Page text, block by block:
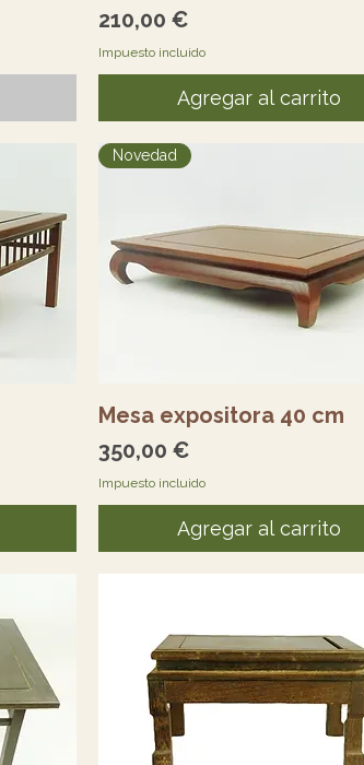
Precio
210,00 €
Impuesto incluido
Agregar al carrito
Vista rápida
Novedad
Mesa expositora 40 cm
Precio
350,00 €
Impuesto incluido
Agregar al carrito